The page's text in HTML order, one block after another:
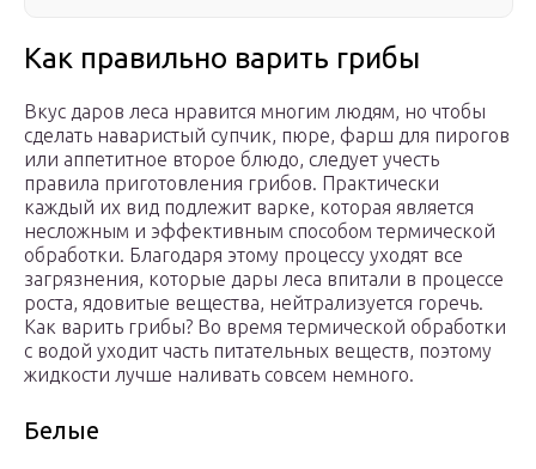
Как правильно варить грибы
Вкус даров леса нравится многим людям, но чтобы
сделать наваристый супчик, пюре, фарш для пирогов
или аппетитное второе блюдо, следует учесть
правила приготовления грибов. Практически
каждый их вид подлежит варке, которая является
несложным и эффективным способом термической
обработки. Благодаря этому процессу уходят все
загрязнения, которые дары леса впитали в процессе
роста, ядовитые вещества, нейтрализуется горечь.
Как варить грибы? Во время термической обработки
с водой уходит часть питательных веществ, поэтому
жидкости лучше наливать совсем немного.
Белые